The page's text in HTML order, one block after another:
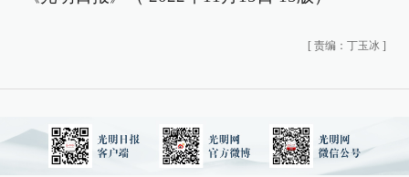
[ 责编：丁玉冰 ]